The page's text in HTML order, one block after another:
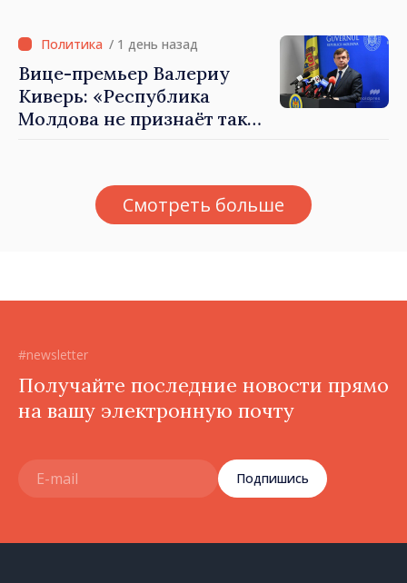
/ 1 день назад
Вице-премьер Валериу
Киверь: «Республика
Молдова не признаёт так
осуществлённые
тираспольскими властями
в восточных районах»
Смотреть больше
#newsletter
Получайте последние новости прямо
на вашу электронную почту
Подпишись